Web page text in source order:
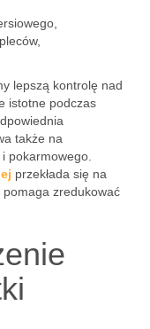
lepszą kontrolę nad
istotne podczas
także na
pokarmowego.
przekłada się na
zredukować